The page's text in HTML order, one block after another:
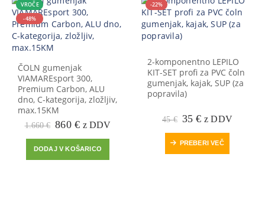
VROČE
-48%
ČOLN gumenjak
VIAMAREsport 300,
Premium Carbon, ALU
dno, C-kategorija, zložljiv,
max.15KM
1.660€ Prvotna
je
860 €Trenutna
je:
z DDV
DODAJ V KOŠARICO
-22%
2-komponentno LEPILO
KIT-SET profi za PVC čoln
gumenjak, kajak, SUP (za
popravila)
45€ Prvotna
je
35€Trenutna
je:
z DDV
PREBERI VEČ